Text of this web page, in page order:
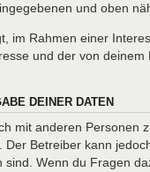
und oben
im Rahmen einer
und der von
DEINER DATEN
mit anderen
Betreiber kann
sind. Wenn du Fragen